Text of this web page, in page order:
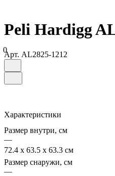
Peli Hardigg
0
Арт. AL2825-1212
Характеристики
Размер внутри, см
—
72.4 x 63.5 x 63.3 см
Размер снаружи, см
—